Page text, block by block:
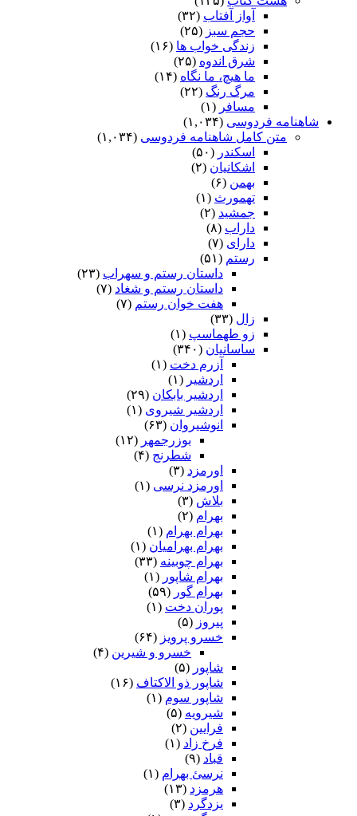
آواز آفتاب (۳۲)
حجم سبز (۲۵)
زندگی خواب ها (۱۶)
شرق اندوه (۲۵)
ما هیچ، ما نگاه (۱۴)
مرگ رنگ (۲۲)
مسافر (۱)
شاهنامه فردوسی (۱,۰۳۴)
متن کامل شاهنامه فردوسی (۱,۰۳۴)
اسکندر (۵۰)
اشکانیان (۲)
بهمن (۶)
تهمورث (۱)
جمشید (۲)
داراب (۸)
دارای (۷)
رستم (۵۱)
داستان رستم و سهراب (۲۳)
داستان رستم و شغاد (۷)
هفت خوان رستم‏ (۷)
زال (۳۳)
زو طهماسپ‏ (۱)
ساسانیان (۳۴۰)
آزرم دخت (۱)
اردشیر (۱)
اردشیر بابکان (۲۹)
اردشیر شیروی (۱)
انوشیروان (۶۳)
بوزرجمهر (۱۲)
شطرنج (۴)
اورمزد (۳)
اورمزد نرسى‏ (۱)
بلاش (۳)
بهرام (۲)
بهرام بهرام (۱)
بهرام بهرامیان‏ (۱)
بهرام چوبینه (۳۳)
بهرام شاپور (۱)
بهرام گور (۵۹)
پوران دخت (۱)
پیروز (۵)
خسرو پرویز (۶۴)
خسرو و شیرین (۴)
شاپور (۵)
شاپور ذو الاکتاف (۱۶)
شاپور سوم‏ (۱)
شیرویه (۵)
فرایین (۲)
فرخ زاد (۱)
قباد (۹)
نرسئ بهرام‏ (۱)
هرمزد (۱۳)
یزدگرد (۳)